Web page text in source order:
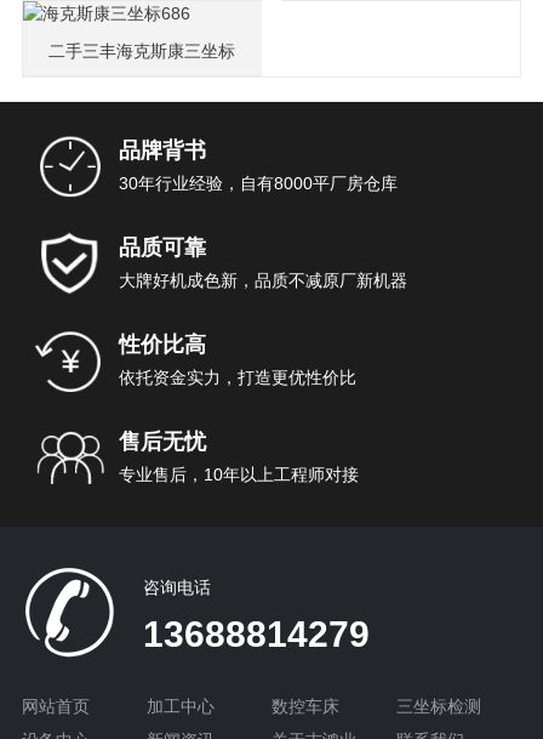
EXPLORER 8106
二手三丰海克斯康三坐标
686
品牌背书
30年行业经验，自有8000平厂房仓库
品质可靠
大牌好机成色新，品质不减原厂新机器
性价比高
依托资金实力，打造更优性价比
售后无忧
专业售后，10年以上工程师对接
咨询电话
13688814279
网站首页 加工中心 数控车床
三坐标检测